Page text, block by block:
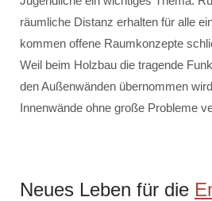
räumliche Distanz erhalten für alle
kommen offene Raumkonzepte
Weil beim Holzbau die tragende
den Außenwänden übernommen
Innenwände ohne große Probleme
Neues Leben für die